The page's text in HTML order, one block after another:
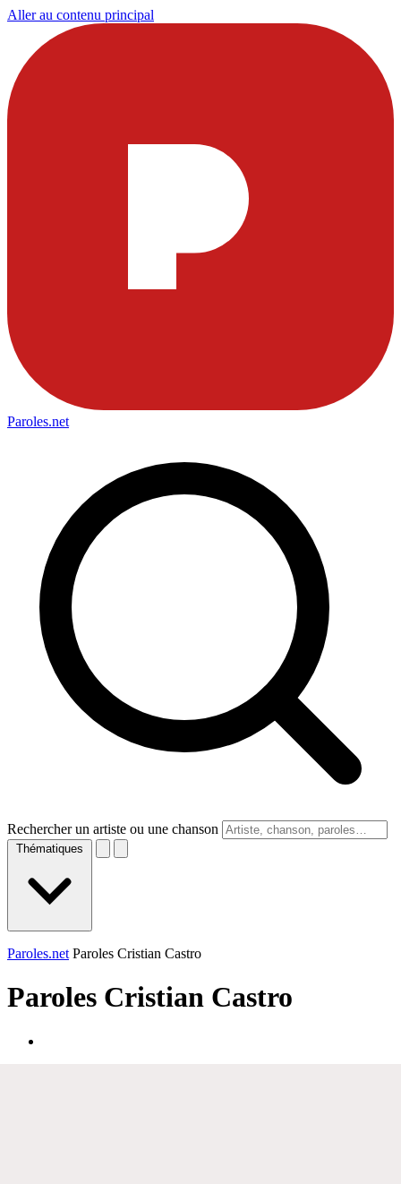
Aller au contenu principal
Paroles.net
Rechercher un artiste ou une chanson
Thématiques
Paroles.net Paroles Cristian Castro
Paroles Cristian Castro